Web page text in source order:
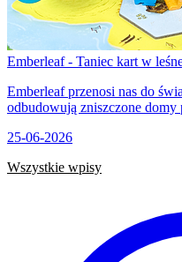
Emberleaf - Taniec kart w
Emberleaf przenosi nas do
odbudowują zniszczone domy
25-06-2026
Wszystkie wpisy